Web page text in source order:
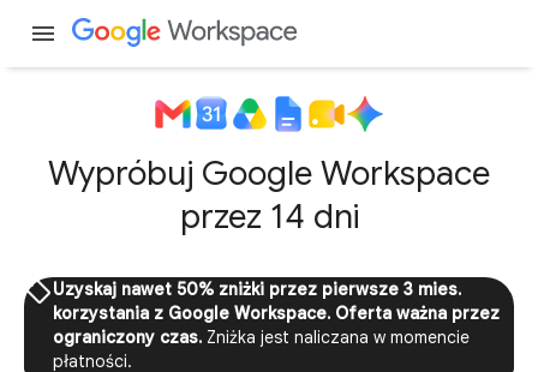
menu
Wypróbuj Google Workspace
przez 14 dni
sellUzyskaj nawet 50% zniżki przez pierwsze 3 mies.
korzystania z Google Workspace. Oferta ważna przez
ograniczony czas. Zniżka jest naliczana w momencie
płatności.